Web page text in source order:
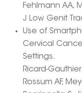
Fehlmann AA,
J Low Genit
Use of
Cervical
Settings.
Ricard-
Rossum AF,